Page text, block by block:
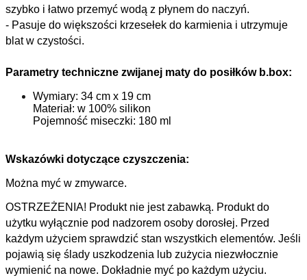
szybko i łatwo przemyć wodą z płynem do naczyń.
- Pasuje do większości krzesełek do karmienia i utrzymuje
blat w czystości.
Parametry techniczne zwijanej maty do posiłków b.box:
Wymiary: 34 cm x 19 cm
Materiał: w 100% silikon
Pojemność miseczki: 180 ml
Wskazówki dotyczące czyszczenia:
Można myć w zmywarce.
OSTRZEŻENIA! Produkt nie jest zabawką. Produkt do
użytku wyłącznie pod nadzorem osoby dorosłej. Przed
każdym użyciem sprawdzić stan wszystkich elementów. Jeśli
pojawią się ślady uszkodzenia lub zużycia niezwłocznie
wymienić na nowe. Dokładnie myć po każdym użyciu.